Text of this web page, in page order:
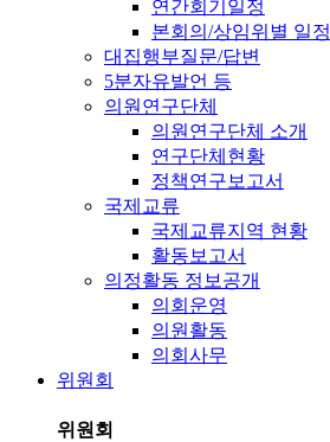
연간회기일정
본회의/상임위별 일정
대집행부질문/답변
5분자유발언 등
의원연구단체
의원연구단체 소개
연구단체현황
정책연구보고서
국제교류
국제교류지역 현황
활동보고서
의정활동 정보공개
의회운영
의원활동
의회사무
위원회
위원회